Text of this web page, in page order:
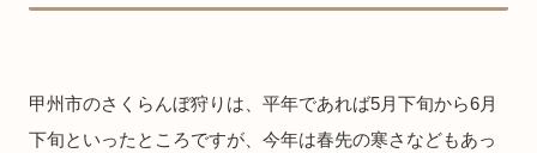
甲州市のさくらんぼ狩りは、平年であれば5月下旬から6月
下旬といったところですが、今年は春先の寒さなどもあっ